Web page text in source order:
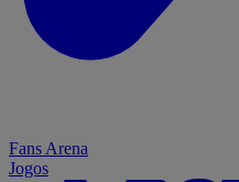
Fans Arena
Jogos